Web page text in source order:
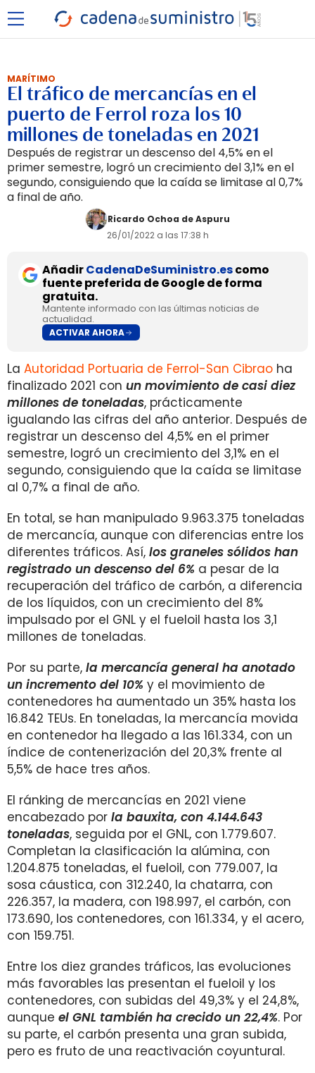
MARÍTIMO
El tráfico de mercancías en el
puerto de Ferrol roza los 10
millones de toneladas en 2021
Después de registrar un descenso del 4,5% en el
primer semestre, logró un crecimiento del 3,1% en el
segundo, consiguiendo que la caída se limitase al 0,7%
a final de año.
Ricardo Ochoa de Aspuru
26/01/2022 a las 17:38 h
AñadirCadenaDeSuministro.escomo
fuente preferida de Google de forma
gratuita.
Mantente informado con las últimas noticias de
actualidad.
ACTIVAR AHORA
La Autoridad Portuaria de Ferrol-San Cibrao ha
finalizado 2021 con un movimiento de casi diez
millones de toneladas, prácticamente
igualando las cifras del año anterior. Después de
registrar un descenso del 4,5% en el primer
semestre, logró un crecimiento del 3,1% en el
segundo, consiguiendo que la caída se limitase
al 0,7% a final de año.
En total, se han manipulado 9.963.375 toneladas
de mercancía, aunque con diferencias entre los
diferentes tráficos. Así, los graneles sólidos han
registrado un descenso del 6% a pesar de la
recuperación del tráfico de carbón, a diferencia
de los líquidos, con un crecimiento del 8%
impulsado por el GNL y el fueloil hasta los 3,1
millones de toneladas.
Por su parte, la mercancía general ha anotado
un incremento del 10% y el movimiento de
contenedores ha aumentado un 35% hasta los
16.842 TEUs. En toneladas, la mercancía movida
en contenedor ha llegado a las 161.334, con un
índice de contenerización del 20,3% frente al
5,5% de hace tres años.
El ránking de mercancías en 2021 viene
encabezado por la bauxita, con 4.144.643
toneladas, seguida por el GNL, con 1.779.607.
Completan la clasificación la alúmina, con
1.204.875 toneladas, el fueloil, con 779.007, la
sosa cáustica, con 312.240, la chatarra, con
226.357, la madera, con 198.997, el carbón, con
173.690, los contenedores, con 161.334, y el acero,
con 159.751.
Entre los diez grandes tráficos, las evoluciones
más favorables las presentan el fueloil y los
contenedores, con subidas del 49,3% y el 24,8%,
aunque el GNL también ha crecido un 22,4%. Por
su parte, el carbón presenta una gran subida,
pero es fruto de una reactivación coyuntural.